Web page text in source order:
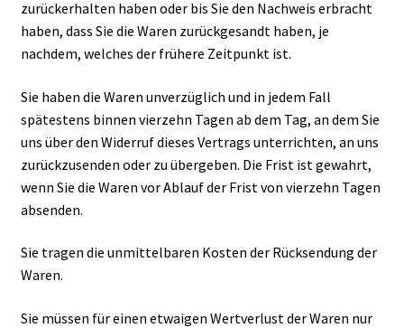
zurückerhalten haben oder bis Sie den Nachweis erbracht
haben, dass Sie die Waren zurückgesandt haben, je
nachdem, welches der frühere Zeitpunkt ist.
Sie haben die Waren unverzüglich und in jedem Fall
spätestens binnen vierzehn Tagen ab dem Tag, an dem Sie
uns über den Widerruf dieses Vertrags unterrichten, an uns
zurückzusenden oder zu übergeben. Die Frist ist gewahrt,
wenn Sie die Waren vor Ablauf der Frist von vierzehn Tagen
absenden.
Sie tragen die unmittelbaren Kosten der Rücksendung der
Waren.
Sie müssen für einen etwaigen Wertverlust der Waren nur